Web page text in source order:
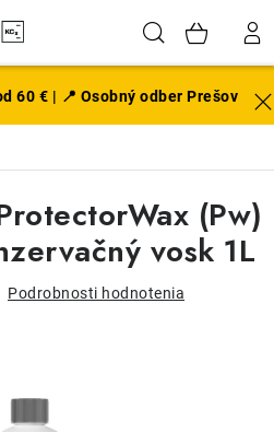
Hľadať
60 € | 📍 Osobný odber Prešov
(Pw)
vosk 1L
Podrobnosti hodnotenia